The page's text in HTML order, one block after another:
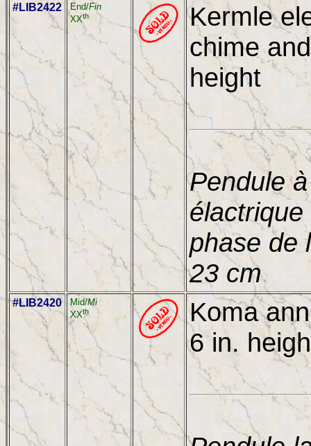
#LIB2422 End/Fin
XXth
Kermle
chime
height
Pendule
phase de
23 cm
#LIB2420 Mid/Mi
XXth
Koma
6 in.